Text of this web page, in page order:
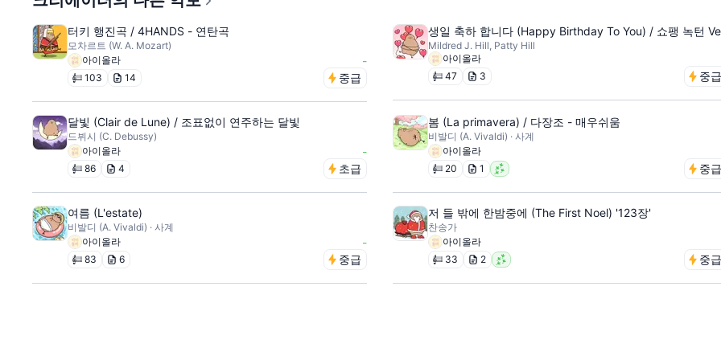
터키 행진곡 / 4HANDS - 연탄곡
모차르트 (W. A. Mozart)
아이올라
-
103 14 중급
생일 축하 합니다 (Happy Birthday To You) / 쇼팽 녹턴
Mildred J. Hill, Patty Hill
아이올라
47 3 중급
달빛 (Clair de Lune) / 조표없이 연주하는 달빛
드뷔시 (C. Debussy)
아이올라
-
86 4 초급
봄 (La primavera) / 다장조 - 매우쉬움
비발디 (A. Vivaldi) · 사계
아이올라
20 1 중급
여름 (L'estate)
비발디 (A. Vivaldi) · 사계
아이올라
-
83 6 중급
저 들 밖에 한밤중에 (The First Noel) '123장'
찬송가
아이올라
33 2 중급